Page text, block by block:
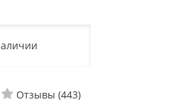
Отзывы (443)